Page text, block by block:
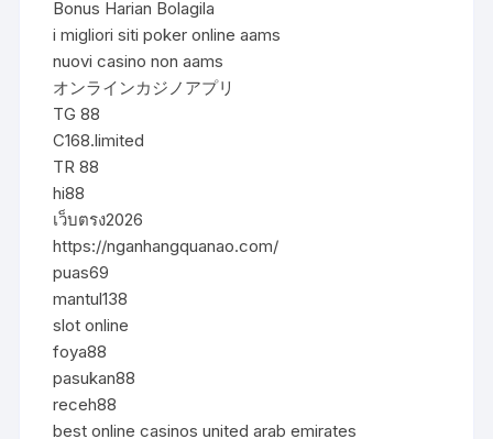
Bonus Harian Bolagila
i migliori siti poker online aams
nuovi casino non aams
オンラインカジノアプリ
TG 88
C168.limited
TR 88
hi88
เว็บตรง2026
https://nganhangquanao.com/
puas69
mantul138
slot online
foya88
pasukan88
receh88
best online casinos united arab emirates